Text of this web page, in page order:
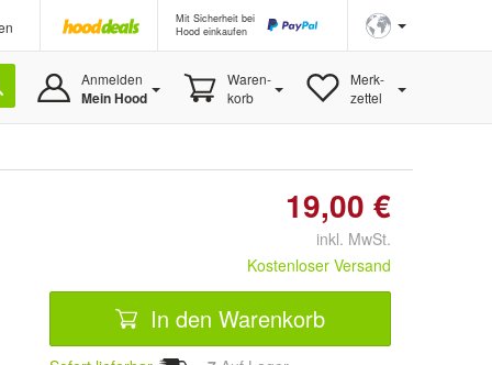
Mit Sicherheit bei
Hood einkaufen
Anmelden
Mein Hood
Waren-
korb
Merk-
zettel
19,00 €
inkl. MwSt.
Kostenloser Versand
In den Warenkorb